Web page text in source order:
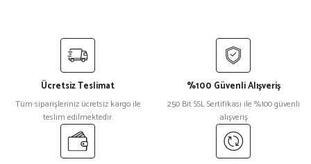
Ücretsiz Teslimat
Tüm siparişleriniz ücretsiz kargo ile
teslim edilmektedir.
%100 Güvenli Alışveriş
250 Bit SSL Sertifikası ile %100 güvenli
alışveriş